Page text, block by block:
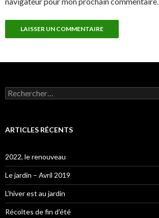
Rechercher :
ARTICLES RÉCENTS
2022, le renouveau
Le jardin – Avril 2019
L’hiver est au jardin
Récoltes de fin d’été